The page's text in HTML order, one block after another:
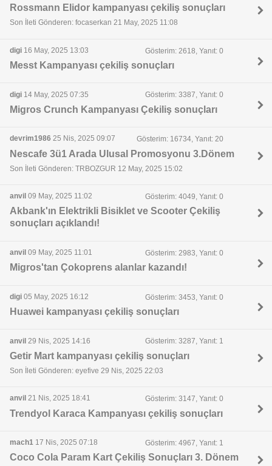
Rossmann Elidor kampanyası çekiliş sonuçları
Son İleti Gönderen: focaserkan 21 May, 2025 11:08
digi 16 May, 2025 13:03 Gösterim: 2618, Yanıt: 0
Messt Kampanyası çekiliş sonuçları
digi 14 May, 2025 07:35 Gösterim: 3387, Yanıt: 0
Migros Crunch Kampanyası Çekiliş sonuçları
devrim1986 25 Nis, 2025 09:07 Gösterim: 16734, Yanıt: 20
Nescafe 3ü1 Arada Ulusal Promosyonu 3.Dönem
Son İleti Gönderen: TRBOZGUR 12 May, 2025 15:02
anvil 09 May, 2025 11:02 Gösterim: 4049, Yanıt: 0
Akbank'ın Elektrikli Bisiklet ve Scooter Çekiliş
sonuçları açıklandı!
anvil 09 May, 2025 11:01 Gösterim: 2983, Yanıt: 0
Migros'tan Çokoprens alanlar kazandı!
digi 05 May, 2025 16:12 Gösterim: 3453, Yanıt: 0
Huawei kampanyası çekiliş sonuçları
anvil 29 Nis, 2025 14:16 Gösterim: 3287, Yanıt: 1
Getir Mart kampanyası çekiliş sonuçları
Son İleti Gönderen: eyefive 29 Nis, 2025 22:03
anvil 21 Nis, 2025 18:41 Gösterim: 3147, Yanıt: 0
Trendyol Karaca Kampanyası çekiliş sonuçları
mach1 17 Nis, 2025 07:18 Gösterim: 4967, Yanıt: 1
Coco Cola Param Kart Çekiliş Sonuçları 3. Dönem